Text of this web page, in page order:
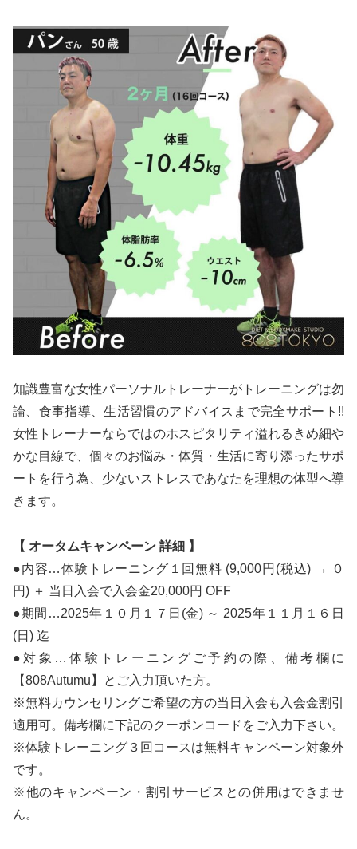
知識豊富な女性パーソナルトレーナーがトレーニングは勿
論、食事指導、生活習慣のアドバイスまで完全サポート!!
女性トレーナーならではのホスピタリティ溢れるきめ細や
かな目線で、個々のお悩み・体質・生活に寄り添ったサポ
ートを行う為、少ないストレスであなたを理想の体型へ導
きます。
【 オータムキャンペーン 詳細 】
●内容…体験トレーニング１回無料 (9,000円(税込) → ０
円) ＋ 当日入会で入会金20,000円 OFF
●期間…2025年１０月１７日(金) ～ 2025年１１月１６日
(日) 迄
●対象…体験トレーニングご予約の際、備考欄に
【808Autumu】とご入力頂いた方。
※無料カウンセリングご希望の方の当日入会も入会金割引
適用可。備考欄に下記のクーポンコードをご入力下さい。
※体験トレーニング３回コースは無料キャンペーン対象外
です。
※他のキャンペーン・割引サービスとの併用はできませ
ん。